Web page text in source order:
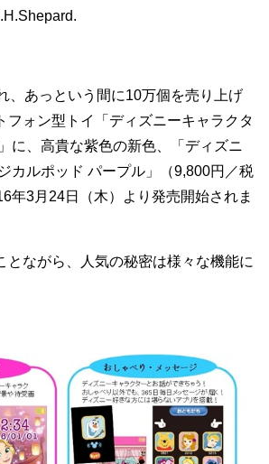
、あっという間に10万個を売り上げ
フォン型トイ「ディズニーキャラクタ
に、高貴な紫色の新色、「ディズニ
カルポッド パープル」（9,800円／税
年3月24日（木）より発売開始されま
とながら、人気の秘密は様々な機能に